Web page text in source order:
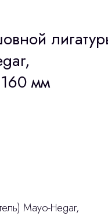
мм
Mayo-Hegar,